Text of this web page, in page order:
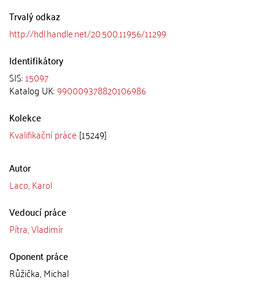
Trvalý odkaz
http://hdl.handle.net/20.500.11956/11299
Identifikátory
SIS:15097
Katalog UK:990009378820106986
Kolekce
Kvalifikační práce [15249]
Autor
Laco, Karol
Vedoucí práce
Pítra, Vladimír
Oponent práce
Růžička, Michal